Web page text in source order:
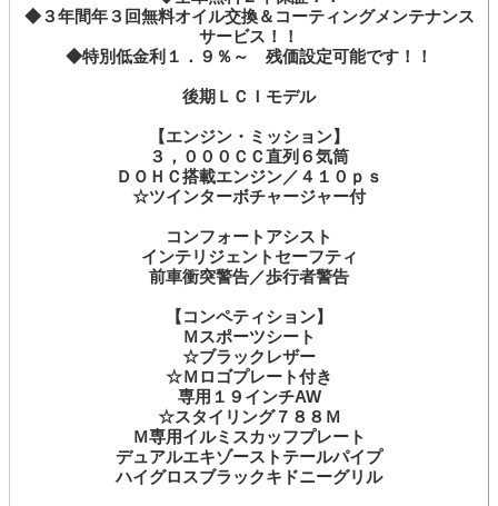
◆３年間年３回無料オイル交換＆コーティングメンテナンス
サービス！！
◆特別低金利１．９％～ 残価設定可能です！！
後期ＬＣＩモデル
【エンジン・ミッション】
３，０００ＣＣ直列６気筒
ＤＯＨＣ搭載エンジン／４１０ｐｓ
☆ツインターボチャージャー付
コンフォートアシスト
インテリジェントセーフティ
前車衝突警告／歩行者警告
【コンペティション】
Ｍスポーツシート
☆ブラックレザー
☆Ｍロゴプレート付き
専用１９インチAW
☆スタイリング７８８Ｍ
Ｍ専用イルミスカッフプレート
デュアルエキゾーストテールパイプ
ハイグロスブラックキドニーグリル